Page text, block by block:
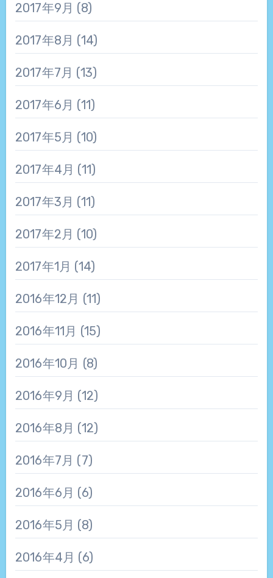
2017年9月 (8)
2017年8月 (14)
2017年7月 (13)
2017年6月 (11)
2017年5月 (10)
2017年4月 (11)
2017年3月 (11)
2017年2月 (10)
2017年1月 (14)
2016年12月 (11)
2016年11月 (15)
2016年10月 (8)
2016年9月 (12)
2016年8月 (12)
2016年7月 (7)
2016年6月 (6)
2016年5月 (8)
2016年4月 (6)